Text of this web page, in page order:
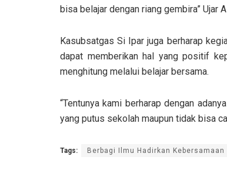
bisa belajar dengan riang gembira” Ujar
Kasubsatgas Si Ipar juga berharap
dapat memberikan hal yang positif
menghitung melalui belajar bersama.
“Tentunya kami berharap dengan
yang putus sekolah maupun tidak bisa
Tags: Berbagi Ilmu Hadirkan Kebersamaan